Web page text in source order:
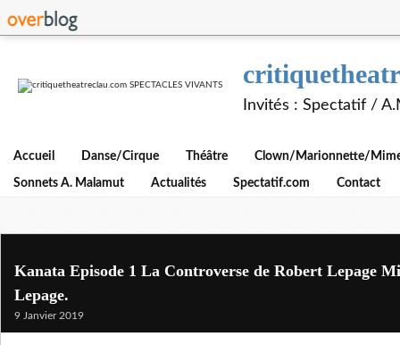
Invités : Spectatif /
Accueil Danse/Cirque Théâtre Clown/Marionnette/
Sonnets A. Malamut Actualités Spectatif.com Contact
Kanata Episode 1 La Controverse de Robert Lepage
Lepage.
9 Janvier 2019